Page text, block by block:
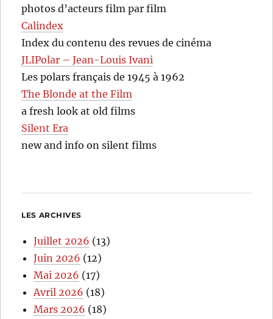
photos d’acteurs film par film
Calindex
Index du contenu des revues de cinéma
JLIPolar – Jean-Louis Ivani
Les polars français de 1945 à 1962
The Blonde at the Film
a fresh look at old films
Silent Era
new and info on silent films
LES ARCHIVES
Juillet 2026 (13)
Juin 2026 (12)
Mai 2026 (17)
Avril 2026 (18)
Mars 2026 (18)